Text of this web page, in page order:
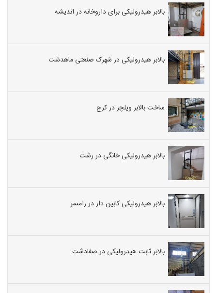
بالابر هیدرولیکی برای داروخانه در اندیشه
بالابر هیدرولیکی در شهرک صنعتی ماهدشت
ساخت بالابر ویلچر در کرج
بالابر هیدرولیکی خانگی در رشت
بالابر هیدرولیکی کابین دار در رامسر
بالابر ثابت هیدرولیکی در صفادشت